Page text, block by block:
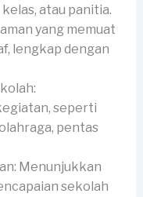
atau panitia.
yang memuat
lengkap dengan
seperti
pentas
Menunjukkan
sekolah